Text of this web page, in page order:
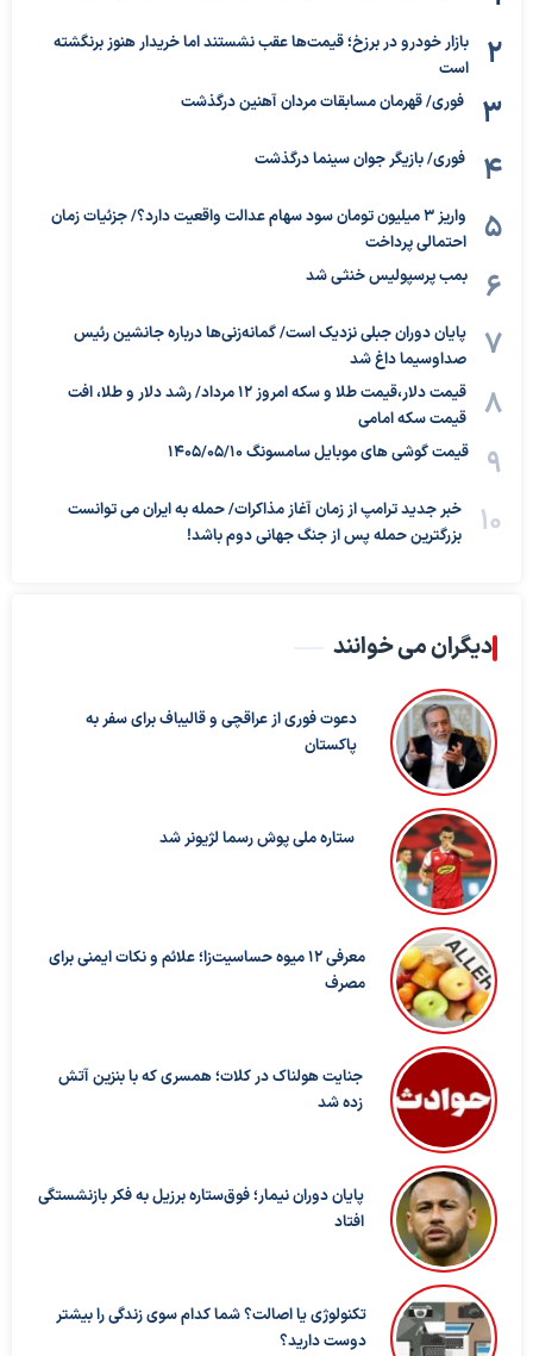
بازار خودرو در برزخ؛ قیمت‌ها عقب نشستند اما خریدار هنوز برنگشته
است
فوری/ قهرمان مسابقات مردان آهنین درگذشت
فوری/ بازیگر جوان سینما درگذشت
واریز ۳ میلیون تومان سود سهام عدالت واقعیت دارد؟/ جزئیات زمان
احتمالی پرداخت
بمب پرسپولیس خنثی شد
پایان دوران جبلی نزدیک است/ گمانه‌زنی‌ها درباره جانشین رئیس
صداوسیما داغ شد
قیمت دلار،قیمت طلا و سکه امروز ۱۲ مرداد/ رشد دلار و طلا، افت
قیمت سکه امامی
قیمت گوشی های موبایل سامسونگ 1405/05/10
خبر جدید ترامپ از زمان آغاز مذاکرات/ حمله به ایران می توانست
بزرگترین حمله پس از جنگ جهانی دوم باشد!
دیگران می خوانند
دعوت فوری از عراقچی و قالیباف برای سفر به
پاکستان
ستاره ملی پوش رسما لژیونر شد
معرفی ۱۲ میوه حساسیت‌زا؛ علائم و نکات ایمنی برای
مصرف
جنایت هولناک در کلات؛ همسری که با بنزین آتش
زده شد
پایان دوران نیمار؛ فوق‌ستاره برزیل به فکر بازنشستگی
افتاد
تکنولوژی یا اصالت؟ شما کدام سوی زندگی را بیشتر
دوست دارید؟